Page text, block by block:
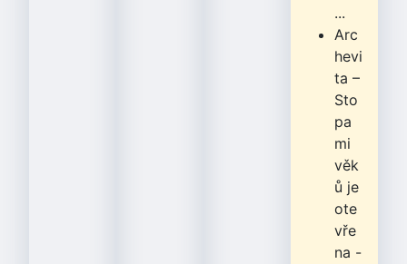
...
Arc
hevi
ta –
Sto
pa
mi
věk
ů je
ote
vře
na -